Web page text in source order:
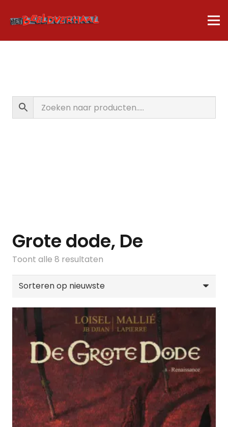
Grote dode, De
Toont alle 8 resultaten
op
nieuwste